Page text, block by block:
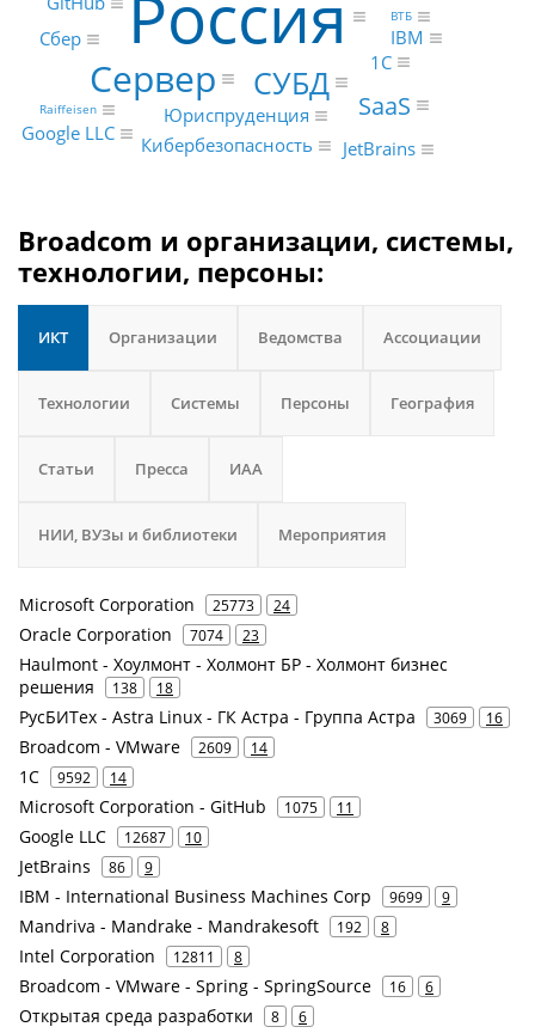
Сервер СУБД
SaaS
1С
Google LLC
Сбер
Юриспруденция
Кибербезопасность
JetBrains
IBM
ВТБ
Raiffeisen
Broadcom и организации, системы,
технологии, персоны:
ИКТ Организации Ведомства Ассоциации
Технологии Системы Персоны География
Статьи Пресса ИАА
НИИ, ВУЗы и библиотеки Мероприятия
Microsoft Corporation 25773 24
Oracle Corporation 7074 23
Haulmont - Хоулмонт - Холмонт БР - Холмонт бизнес
решения
138 18
РусБИТех - Astra Linux - ГК Астра - Группа Астра 3069 16
Broadcom - VMware 2609 14
1С 9592 14
Microsoft Corporation - GitHub 1075 11
Google LLC 12687 10
JetBrains 86 9
IBM - International Business Machines Corp 9699 9
Mandriva - Mandrake - Mandrakesoft 192 8
Intel Corporation 12811 8
Broadcom - VMware - Spring - SpringSource 16 6
Открытая среда разработки 8 6